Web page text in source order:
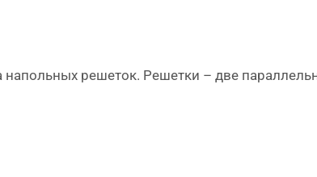
напольных решеток. Решетки – две